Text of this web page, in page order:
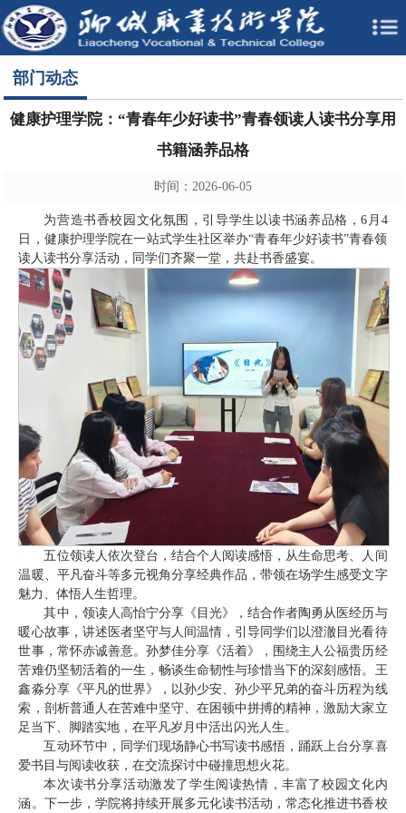
部门动态
健康护理学院：“青春年少好读书”青春领读人读书分享用
书籍涵养品格
时间：2026-06-05
为营造书香校园文化氛围，引导学生以读书涵养品格，6月4
日，健康护理学院在一站式学生社区举办“青春年少好读书”青春领
读人读书分享活动，同学们齐聚一堂，共赴书香盛宴。
五位领读人依次登台，结合个人阅读感悟，从生命思考、人间
温暖、平凡奋斗等多元视角分享经典作品，带领在场学生感受文字
魅力、体悟人生哲理。
其中，领读人高怡宁分享《目光》，结合作者陶勇从医经历与
暖心故事，讲述医者坚守与人间温情，引导同学们以澄澈目光看待
世事，常怀赤诚善意。孙梦佳分享《活着》，围绕主人公福贵历经
苦难仍坚韧活着的一生，畅谈生命韧性与珍惜当下的深刻感悟。王
鑫淼分享《平凡的世界》，以孙少安、孙少平兄弟的奋斗历程为线
索，剖析普通人在苦难中坚守、在困顿中拼搏的精神，激励大家立
足当下、脚踏实地，在平凡岁月中活出闪光人生。
互动环节中，同学们现场静心书写读书感悟，踊跃上台分享喜
爱书目与阅读收获，在交流探讨中碰撞思想火花。
本次读书分享活动激发了学生阅读热情，丰富了校园文化内
涵。下一步，学院将持续开展多元化读书活动，常态化推进书香校